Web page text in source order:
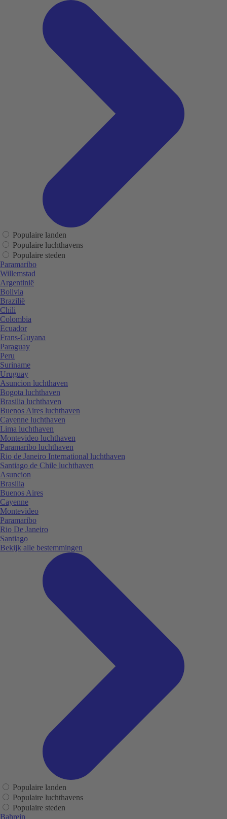
Populaire landen
Populaire luchthavens
Populaire steden
Paramaribo
Willemstad
Argentinië
Bolivia
Brazilië
Chili
Colombia
Ecuador
Frans-Guyana
Paraguay
Peru
Suriname
Uruguay
Asuncion luchthaven
Bogota luchthaven
Brasilia luchthaven
Buenos Aires luchthaven
Cayenne luchthaven
Lima luchthaven
Montevideo luchthaven
Paramaribo luchthaven
Rio de Janeiro International luchthaven
Santiago de Chile luchthaven
Asuncion
Brasilia
Buenos Aires
Cayenne
Montevideo
Paramaribo
Rio De Janeiro
Santiago
Bekijk alle bestemmingen
Populaire landen
Populaire luchthavens
Populaire steden
Bahrein